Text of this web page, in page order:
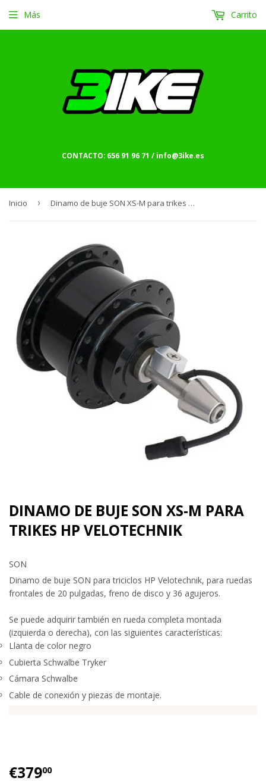
CONTACTO: 656 91 96 71 / info@3ike.es
Más Carrito
Inicio › Dinamo de buje SON XS-M para trikes HP Velotechnik
DINAMO DE BUJE SON XS-M PARA
TRIKES HP VELOTECHNIK
SON
Dinamo de buje SON para triciclos HP Velotechnik, para ruedas
frontales de 20 pulgadas, freno de disco y 36 agujeros.
Se puede adquirir también en rueda completa montada
(izquierda o derecha), con las siguientes características:
Llanta de color negro
Cubierta Schwalbe Tryker
Cámara Schwalbe
Cable de conexión y piezas de montaje.
€37900€379.00